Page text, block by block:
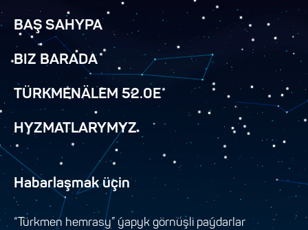
BAŞ SAHYPA
BIZ BARADA
TÜRKMENÄLEM 52.0E
HYZMATLARYMYZ
Habarlaşmak üçin
“Türkmen hemrasy” ýapyk görnüşli paýdarlar